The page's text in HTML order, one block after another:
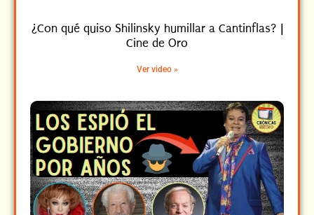
¿Con qué quiso Shilinsky humillar a Cantinflas? |
Cine de Oro
Ver video »